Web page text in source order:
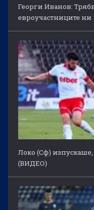
Георги Иванов:
евроучастниците ни
Локо (Сф)
(ВИДЕО)